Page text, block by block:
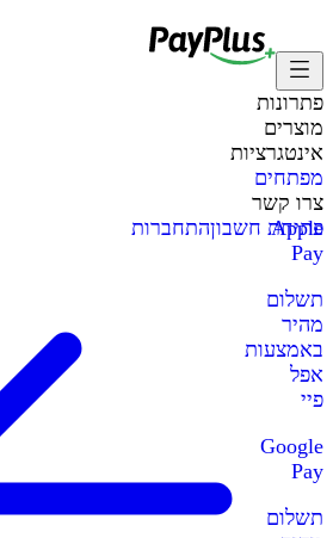
פתרונות
מוצרים
אינטגרציות
מפתחים
צרו קשר
Apple
Pay
תשלום
מהיר
באמצעות
אפל
פיי
Google
Pay
תשלום
פתיחת חשבוןהתחברות